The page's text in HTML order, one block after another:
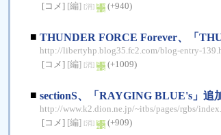
[コメ] [編] [消] (+940)
■ THUNDER FORCE Forever、「
http://libertyhp.blog35.fc2.com/blog-entry-
[コメ] [編] [消] (+1009)
■ sectionS、「RAYGING BLUE's」
http://www.k2.dion.ne.jp/~itbs/pages/rgbs/
[コメ] [編] [消] (+909)